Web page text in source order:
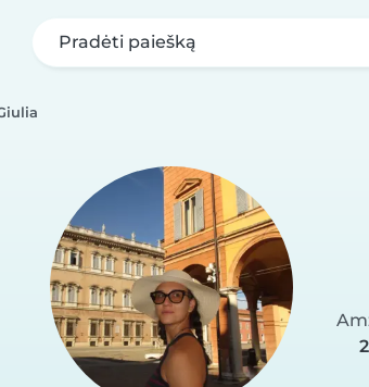
Pradėti paiešką